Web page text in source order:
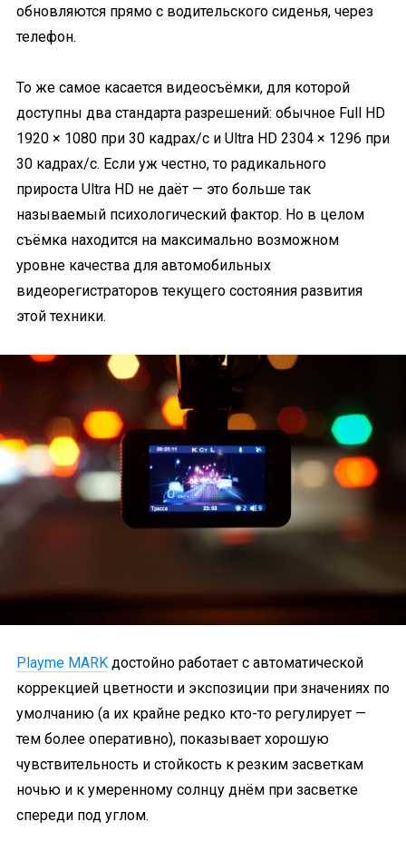
обновляются прямо с водительского сиденья, через
телефон.
То же самое касается видеосъёмки, для которой
доступны два стандарта разрешений: обычное Full HD
1920 × 1080 при 30 кадрах/с и Ultra HD 2304 × 1296 при
30 кадрах/с. Если уж честно, то радикального
прироста Ultra HD не даёт — это больше так
называемый психологический фактор. Но в целом
съёмка находится на максимально возможном
уровне качества для автомобильных
видеорегистраторов текущего состояния развития
этой техники.
Playme MARK достойно работает с автоматической
коррекцией цветности и экспозиции при значениях по
умолчанию (а их крайне редко кто-то регулирует —
тем более оперативно), показывает хорошую
чувствительность и стойкость к резким засветкам
ночью и к умеренному солнцу днём при засветке
спереди под углом.